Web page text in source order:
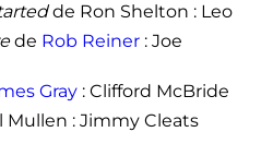
de Ron Shelton : Leo
de Rob Reiner: Joe
Gray: Clifford McBride
Mullen : Jimmy Cleats